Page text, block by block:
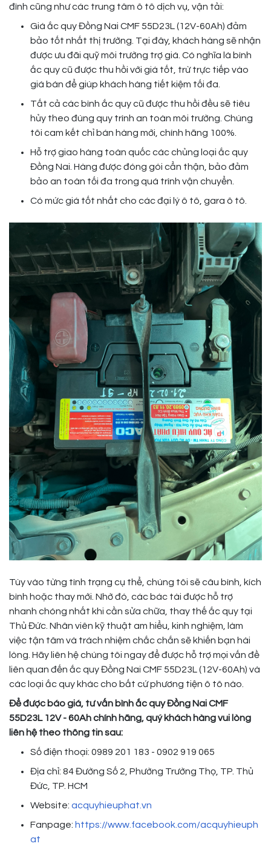
đình cũng như các trung tâm ô tô dịch vụ, vận tải:
Giá ắc quy Đồng Nai CMF 55D23L (12V-60Ah) đảm
bảo tốt nhất thị trường. Tại đây, khách hàng sẽ nhận
được ưu đãi quỹ môi trường trợ giá. Có nghĩa là bình
ắc quy cũ được thu hồi với giá tốt, trừ trực tiếp vào
giá bán để giúp khách hàng tiết kiệm tối đa.
Tất cả các bình ắc quy cũ được thu hồi đều sẽ tiêu
hủy theo đúng quy trình an toàn môi trường. Chúng
tôi cam kết chỉ bán hàng mới, chính hãng 100%.
Hỗ trợ giao hàng toàn quốc các chủng loại ắc quy
Đồng Nai. Hàng được đóng gói cẩn thận, bảo đảm
bảo an toàn tối đa trong quá trình vận chuyển.
Có mức giá tốt nhất cho các đại lý ô tô, gara ô tô.
Tùy vào từng tình trạng cụ thể, chúng tôi sẽ câu bình, kích
bình hoặc thay mới. Nhờ đó, các bác tài được hỗ trợ
nhanh chóng nhất khi cần sửa chữa, thay thế ắc quy tại
Thủ Đức. Nhân viên kỹ thuật am hiểu, kinh nghiệm, làm
việc tận tâm và trách nhiệm chắc chắn sẽ khiến bạn hài
lòng. Hãy liên hệ chúng tôi ngay để được hỗ trợ mọi vấn đề
liên quan đến ắc quy Đồng Nai CMF 55D23L (12V-60Ah) và
các loại ắc quy khác cho bất cứ phương tiện ô tô nào.
Để được báo giá, tư vấn bình ắc quy Đồng Nai CMF
55D23L 12V - 60Ah chính hãng, quý khách hàng vui lòng
liên hệ theo thông tin sau:
Số điện thoại: 0989 201 183 - 0902 919 065
Địa chỉ: 84 Đường Số 2, Phường Trường Thọ, TP. Thủ
Đức, TP. HCM
Website: acquyhieuphat.vn
Fanpage: https://www.facebook.com/acquyhieuph
at